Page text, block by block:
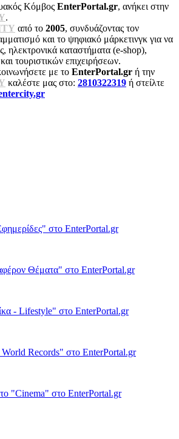
Κόμβος EnterPortal.gr, ανήκει στην
.
από το 2005, συνδυάζοντας τον
και το ψηφιακό μάρκετινγκ για να
ηλεκτρονικά καταστήματα (e-shop),
τουριστικών επιχειρήσεων.
με το EnterPortal.gr ή την
καλέστε μας στο: 2810322319 ή στείλτε
στο EnterPortal.gr
Θέματα" στο EnterPortal.gr
- Lifestyle" στο EnterPortal.gr
World Records" στο EnterPortal.gr
τo "Cinema" στο EnterPortal.gr